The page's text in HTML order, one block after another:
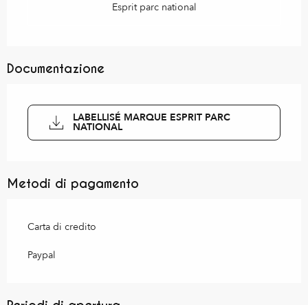
Esprit parc national
Documentazione
LABELLISÉ MARQUE ESPRIT PARC
NATIONAL
Metodi di pagamento
Carta di credito
Paypal